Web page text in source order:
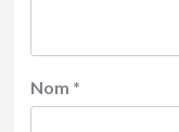
Nom *